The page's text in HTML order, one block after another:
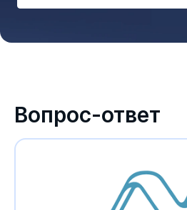
Вопрос-ответ